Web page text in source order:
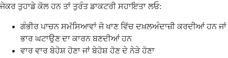
ਜੇਕਰ ਤੁਹਾਡੇ ਕੋਲ ਹਨ ਤਾਂ ਤੁਰੰਤ ਡਾਕਟਰੀ ਸਹਾਇਤਾ ਲਓ:
ਗੰਭੀਰ ਪਾਚਨ ਸਮੱਸਿਆਵਾਂ ਜੋ ਖਾਣ ਵਿੱਚ ਦਖ਼ਲਅੰਦਾਜ਼ੀ ਕਰਦੀਆਂ ਹਨ ਜਾਂ
ਭਾਰ ਘਟਾਉਣ ਦਾ ਕਾਰਨ ਬਣਦੀਆਂ ਹਨ
ਵਾਰ ਵਾਰ ਬੇਹੋਸ਼ ਹੋਣਾ ਜਾਂ ਬੇਹੋਸ਼ ਹੋਣ ਦੇ ਨੇੜੇ ਹੋਣਾ